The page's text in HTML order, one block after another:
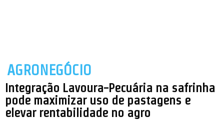
AGRONEGÓCIO
Integração Lavoura-Pecuária na safrinha
pode maximizar uso de pastagens e
elevar rentabilidade no agro